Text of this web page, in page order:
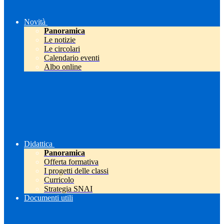
Novità
Panoramica
Le notizie
Le circolari
Calendario eventi
Albo online
Didattica
Panoramica
Offerta formativa
I progetti delle classi
Curricolo
Strategia SNAI
Documenti utili